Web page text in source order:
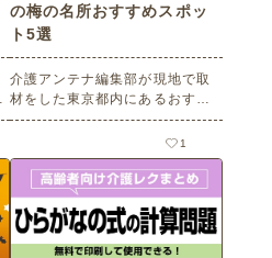
の梅の名所おすすめスポッ
ト5選
介護アンテナ編集部が現地で取
材をした東京都内にあるおすす
めの梅の名所を５選紹介しま
す。見どころはもちろんのこと
バリアフリーの設備面について
も紹介しているので、介護施設
などでの外出アクティビティの
事前チェックの際にぜひ参考に
してください。
1